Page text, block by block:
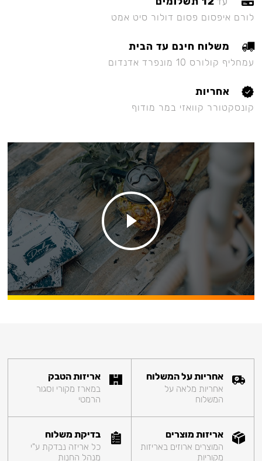
לורם איפסום פסום דולור סיט אמט
משלוח חינם עד הבית
עמחליף קולורס 10 מונפרד אדנדום
אחריות
קונסקטורר קוואזי במר מודוף
אחריות על המשלוח
אחריות מלאה על
המשלוח
אריזות הטבק
במארז מקורי וסגור
הרמטי
אריזות מוצרים
המוצרים ארוזים באריזות
מקוריות
בדיקת משלוח
כל אריזה נבדקת ע"י
מנהל החנות